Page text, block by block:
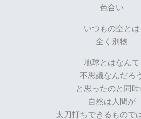
色合い
いつもの空とは
全く別物
地球とはなんて
不思議なんだろう
と思ったのと同時
自然は人間が
太刀打ちできるもので